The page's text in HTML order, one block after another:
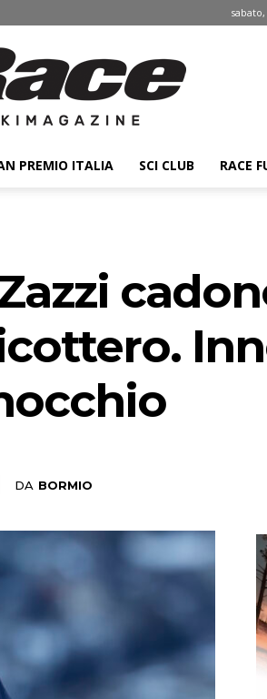
ski
magazine
PREMIO ITALIA SCI CLUB RACE
DA BORMIO